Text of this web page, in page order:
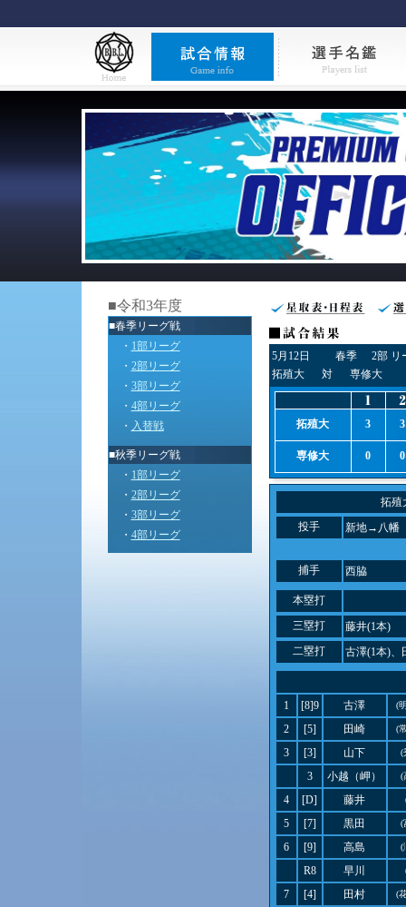
■令和3年度
■春季リーグ戦
・ 1部リーグ
・ 2部リーグ
・ 3部リーグ
・ 4部リーグ
・ 入替戦
■秋季リーグ戦
・ 1部リーグ
・ 2部リーグ
・ 3部リーグ
・ 4部リーグ
5月12日 春季
2部 リ
拓殖大
対 専修大
拓殖大 3 3
専修大 0 0
拓殖
投手
新地→八幡
捕手 西脇
本塁打
三塁打
藤井(1本)
二塁打
古澤(1本)、
1 [8]9 古澤 (
2 [5] 田崎 (
3 [3] 山下 (
3 小越（岬） (
4 [D] 藤井
5 [7] 黒田 (
6 [9] 高島 (
R8 早川
7 [4] 田村 (